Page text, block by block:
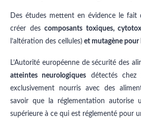
Des études mettent en évidence le fait
créer descomposants toxiques,
l’altération des cellules) et mutagène pour
L’Autorité européenne de sécurité des
atteintes neurologiques détectés
exclusivement nourris avec des
savoir que la réglementation autorise
supérieure à ce qui est réglementé pour